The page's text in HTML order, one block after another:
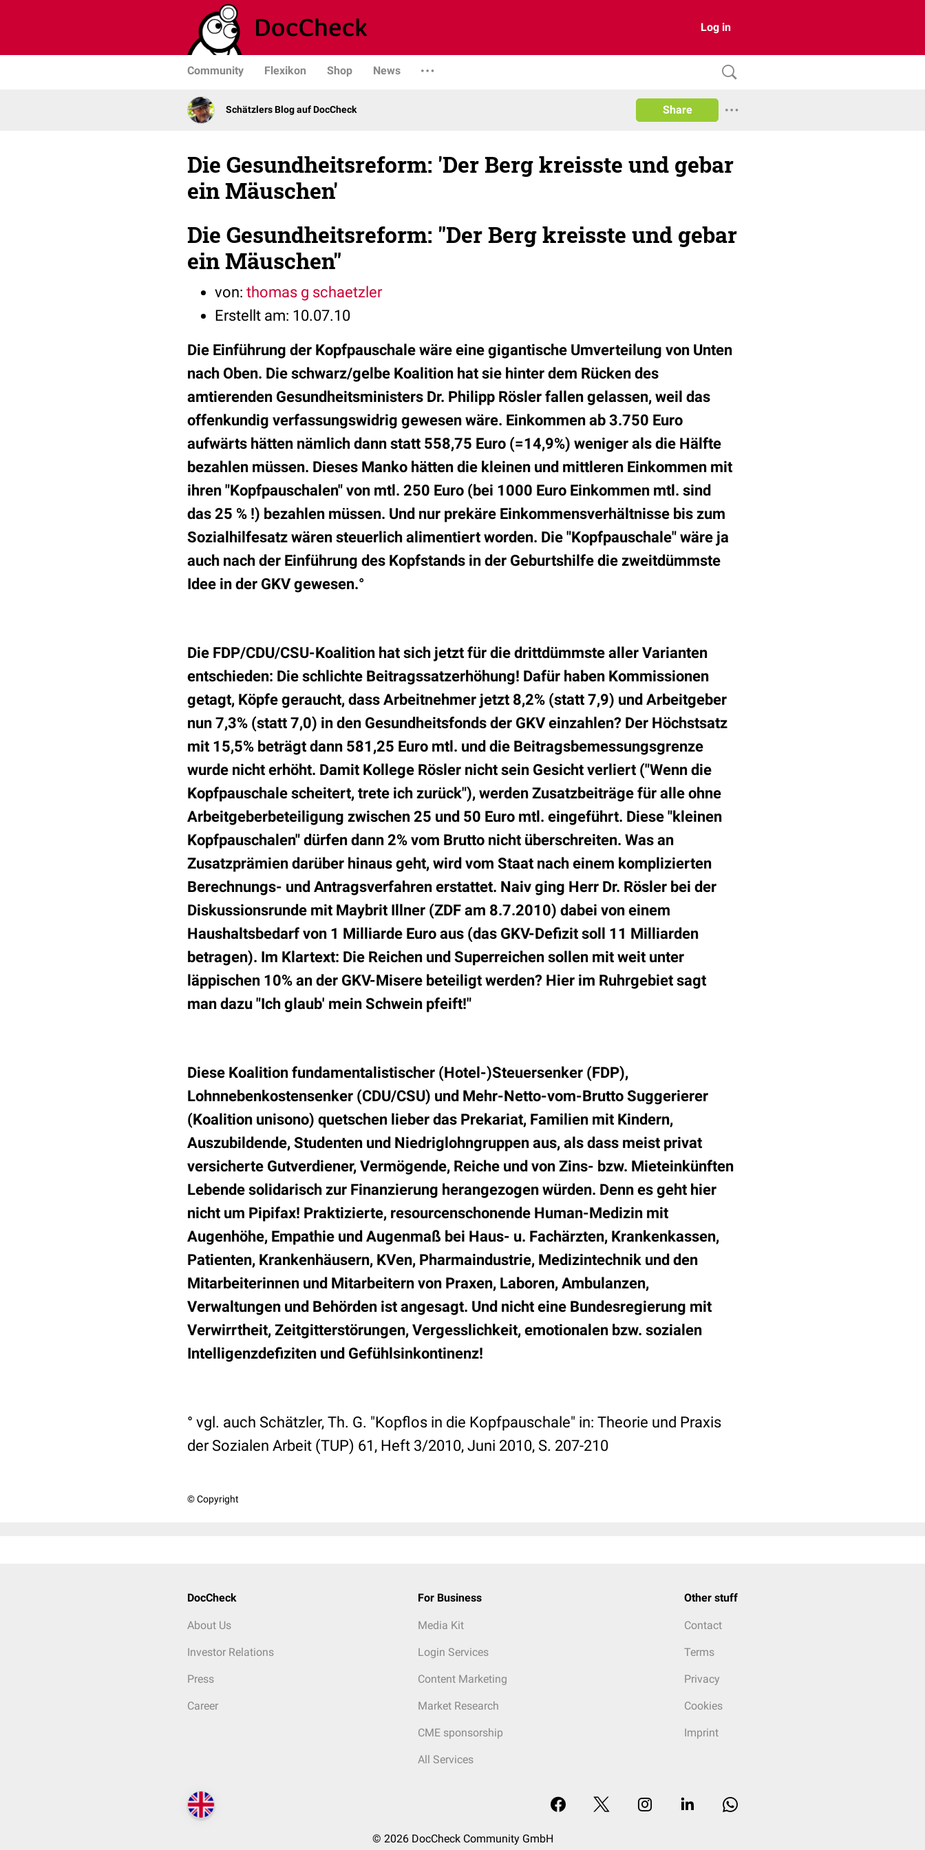
Log in
Community Flexikon Shop News
Schätzlers Blog auf DocCheck Share
Die Gesundheitsreform: 'Der Berg kreisste und gebar
ein Mäuschen'
Die Gesundheitsreform: "Der Berg kreisste und gebar
ein Mäuschen"
von: thomas g schaetzler
Erstellt am: 10.07.10
Die Einführung der Kopfpauschale wäre eine gigantische Umverteilung von Unten
nach Oben. Die schwarz/gelbe Koalition hat sie hinter dem Rücken des
amtierenden Gesundheitsministers Dr. Philipp Rösler fallen gelassen, weil das
offenkundig verfassungswidrig gewesen wäre. Einkommen ab 3.750 Euro
aufwärts hätten nämlich dann statt 558,75 Euro (=14,9%) weniger als die Hälfte
bezahlen müssen. Dieses Manko hätten die kleinen und mittleren Einkommen mit
ihren "Kopfpauschalen" von mtl. 250 Euro (bei 1000 Euro Einkommen mtl. sind
das 25 % !) bezahlen müssen. Und nur prekäre Einkommensverhältnisse bis zum
Sozialhilfesatz wären steuerlich alimentiert worden. Die "Kopfpauschale" wäre ja
auch nach der Einführung des Kopfstands in der Geburtshilfe die zweitdümmste
Idee in der GKV gewesen.°
Die FDP/CDU/CSU-Koalition hat sich jetzt für die drittdümmste aller Varianten
entschieden: Die schlichte Beitragssatzerhöhung! Dafür haben Kommissionen
getagt, Köpfe geraucht, dass Arbeitnehmer jetzt 8,2% (statt 7,9) und Arbeitgeber
nun 7,3% (statt 7,0) in den Gesundheitsfonds der GKV einzahlen? Der Höchstsatz
mit 15,5% beträgt dann 581,25 Euro mtl. und die Beitragsbemessungsgrenze
wurde nicht erhöht. Damit Kollege Rösler nicht sein Gesicht verliert ("Wenn die
Kopfpauschale scheitert, trete ich zurück"), werden Zusatzbeiträge für alle ohne
Arbeitgeberbeteiligung zwischen 25 und 50 Euro mtl. eingeführt. Diese "kleinen
Kopfpauschalen" dürfen dann 2% vom Brutto nicht überschreiten. Was an
Zusatzprämien darüber hinaus geht, wird vom Staat nach einem komplizierten
Berechnungs- und Antragsverfahren erstattet. Naiv ging Herr Dr. Rösler bei der
Diskussionsrunde mit Maybrit Illner (ZDF am 8.7.2010) dabei von einem
Haushaltsbedarf von 1 Milliarde Euro aus (das GKV-Defizit soll 11 Milliarden
betragen). Im Klartext: Die Reichen und Superreichen sollen mit weit unter
läppischen 10% an der GKV-Misere beteiligt werden? Hier im Ruhrgebiet sagt
man dazu "Ich glaub' mein Schwein pfeift!"
Diese Koalition fundamentalistischer (Hotel-)Steuersenker (FDP),
Lohnnebenkostensenker (CDU/CSU) und Mehr-Netto-vom-Brutto Suggerierer
(Koalition unisono) quetschen lieber das Prekariat, Familien mit Kindern,
Auszubildende, Studenten und Niedriglohngruppen aus, als dass meist privat
versicherte Gutverdiener, Vermögende, Reiche und von Zins- bzw. Mieteinkünften
Lebende solidarisch zur Finanzierung herangezogen würden. Denn es geht hier
nicht um Pipifax! Praktizierte, resourcenschonende Human-Medizin mit
Augenhöhe, Empathie und Augenmaß bei Haus- u. Fachärzten, Krankenkassen,
Patienten, Krankenhäusern, KVen, Pharmaindustrie, Medizintechnik und den
Mitarbeiterinnen und Mitarbeitern von Praxen, Laboren, Ambulanzen,
Verwaltungen und Behörden ist angesagt. Und nicht eine Bundesregierung mit
Verwirrtheit, Zeitgitterstörungen, Vergesslichkeit, emotionalen bzw. sozialen
Intelligenzdefiziten und Gefühlsinkontinenz!
° vgl. auch Schätzler, Th. G. "Kopflos in die Kopfpauschale" in: Theorie und Praxis
der Sozialen Arbeit (TUP) 61, Heft 3/2010, Juni 2010, S. 207-210
© Copyright
DocCheck
About Us
Investor Relations
Press
Career
For Business
Media Kit
Login Services
Content Marketing
Market Research
CME sponsorship
All Services
Other stuff
Contact
Terms
Privacy
Cookies
Imprint
© 2026 DocCheck Community GmbH